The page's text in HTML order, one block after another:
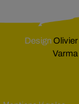
DesignOlivier
Varma